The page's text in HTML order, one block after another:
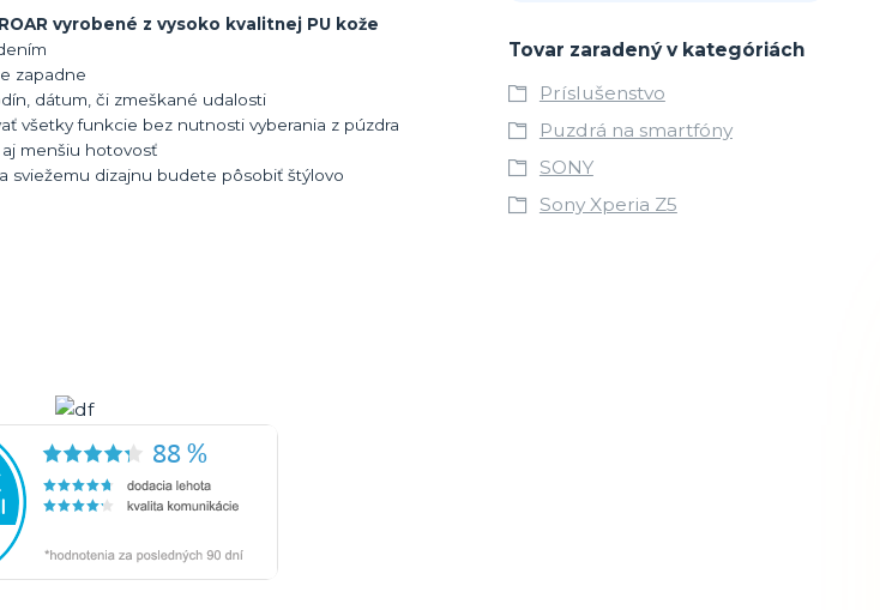
ROAR vyrobené z vysoko kvalitnej PU kože
zapadne
dátum, či zmeškané udalosti
všetky funkcie bez nutnosti vyberania z púzdra
menšiu hotovosť
sviežemu dizajnu budete pôsobiť štýlovo
Tovar zaradený v kategóriách
Príslušenstvo
Puzdrá na smartfóny
SONY
Sony Xperia Z5